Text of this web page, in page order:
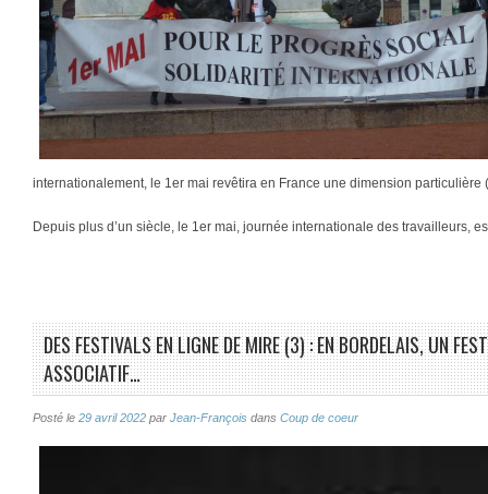
internationalement, le 1er mai revêtira en France une dimension particulière
Depuis plus d’un siècle, le 1er mai, journée internationale des travailleurs,
DES FESTIVALS EN LIGNE DE MIRE (3) : EN BORDELAIS, UN
ASSOCIATIF…
Posté le 29 avril 2022 par Jean-François dans Coup de coeur